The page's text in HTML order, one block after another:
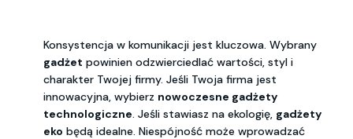
Konsystencja w komunikacji jest kluczowa. Wybrany
gadżet powinien odzwierciedlać wartości, styl i
charakter Twojej firmy. Jeśli Twoja firma jest
innowacyjna, wybierz nowoczesne gadżety
technologiczne. Jeśli stawiasz na ekologię, gadżety
eko będą idealne. Niespójność może wprowadzać